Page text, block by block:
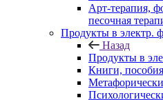
Арт-терапия,
песочная
Продукты в электр.
Назад
Продукты в
Книги, пособия